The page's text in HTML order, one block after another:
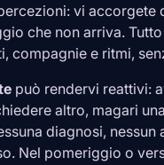
vi accorgete
che non arriva.
compagnie e ritmi,
può rendervi reattivi:
altro, magari
diagnosi,
Nel pomeriggio o